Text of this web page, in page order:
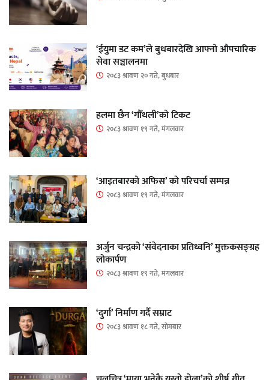
‘ईयुमा डट कम’ले बुधबारदेखि आफ्नो औपचारिक
सेवा सञ्चालनमा
२०८३ श्रावण २० गते, बुधबार
हलमा छैन ‘गौँथली’को टिकट
२०८३ श्रावण १९ गते, मंगलवार
‘आइतबारको अफिस’ को परिचर्चा सम्पन्न
२०८३ श्रावण १९ गते, मंगलवार
अर्जुन चन्द्रको ‘संवेदनाका प्रतिध्वनि’ मुक्तकसङ्ग्रह
लोकार्पण
२०८३ श्रावण १९ गते, मंगलवार
‘दुर्गा’ निर्माण गर्दै सम्राट
२०८३ श्रावण १८ गते, सोमबार